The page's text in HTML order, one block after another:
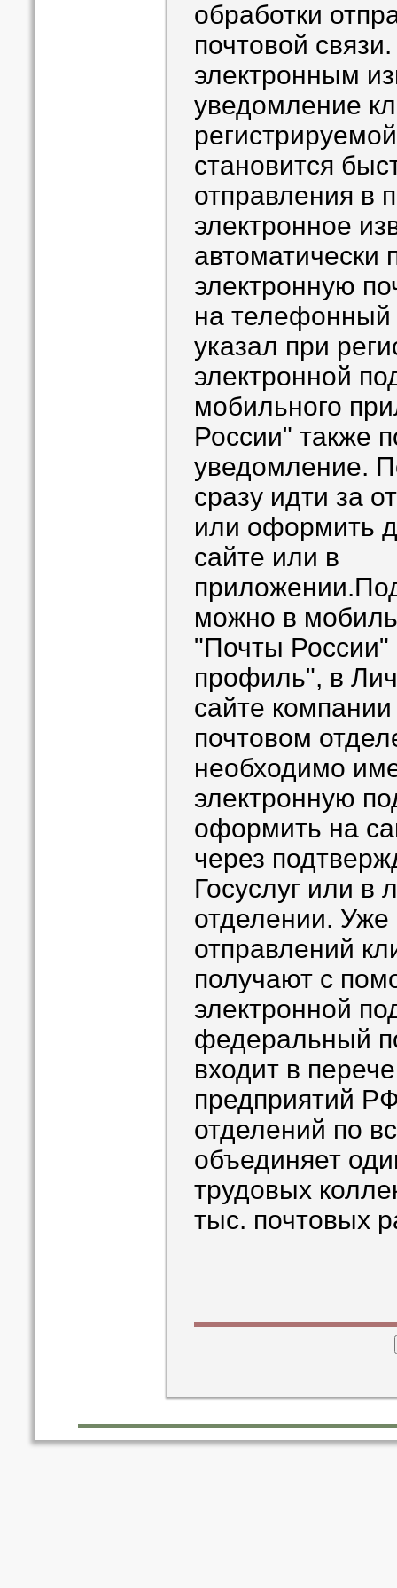
обработки
почтовой
электронным
уведомление
становится
отправления в
электронное
автоматически
электронную
на телефонный
указал при
электронной
мобильного
России" также
уведомление.
сразу идти за
или оформить
сайте или в
можно в
"Почты
профиль", в
сайте
почтовом
необходимо
электронную
оформить на
через
Госуслуг или в
отделении. Уже
отправлений
получают с
электронной
федеральный
входит в
предприятий
отделений по
объединяет
трудовых
тыс. почтовых